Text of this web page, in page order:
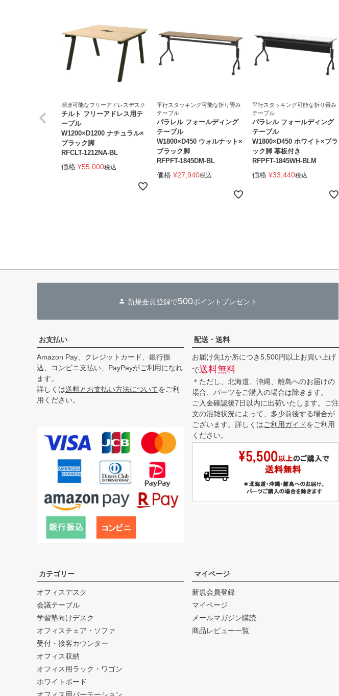
増連可能なフリーアドレスデスク
チルト フリーアドレス用テ
ーブル
W1200×D1200 ナチュラル×
ブラック脚
RFCLT-1212NA-BL
価格 ¥55,000税込
平行スタッキング可能な折り畳み
テーブル
パラレル フォールディング
テーブル
W1800×D450 ウォルナット×
ブラック脚
RFPFT-1845DM-BL
価格 ¥27,940税込
平行スタッキング可能な折り畳み
テーブル
パラレル フォールディング
テーブル
W1800×D450 ホワイト×ブラ
ック脚 幕板付き
RFPFT-1845WH-BLM
価格 ¥33,440税込
新規会員登録で500ポイントプレゼント
お支払い
Amazon Pay、クレジットカード、銀行振
込、コンビニ支払い、PayPayがご利用になれ
ます。
詳しくは送料とお支払い方法についてをご利
用ください。
配送・送料
お届け先1か所につき5,500円以上お買い上げ
で送料無料
＊ただし、北海道、沖縄、離島へのお届けの
場合、パーツをご購入の場合は除きます。
ご入金確認後7日以内に出荷いたします。ご注
文の混雑状況によって、多少前後する場合が
ございます。詳しくはご利用ガイドをご利用
ください。
カテゴリー
オフィスデスク
会議テーブル
学習塾向けデスク
オフィスチェア・ソファ
受付・接客カウンター
オフィス収納
オフィス用ラック・ワゴン
ホワイトボード
オフィス用パーテーション
マイページ
新規会員登録
マイページ
メールマガジン購読
商品レビュー一覧